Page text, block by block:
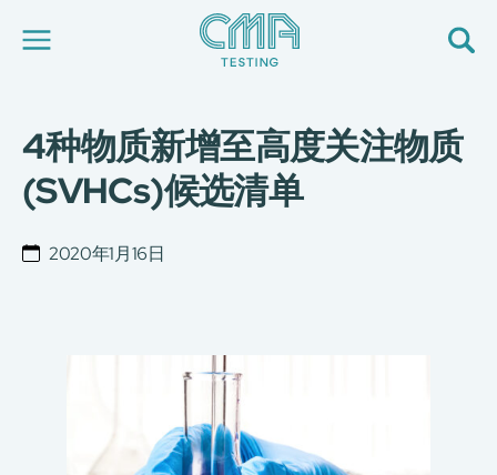
关于我们
我们的服务
最新消息
环球支援
4种物质新增至高度关注物质
(SVHCs)候选清单
2020年1月16日